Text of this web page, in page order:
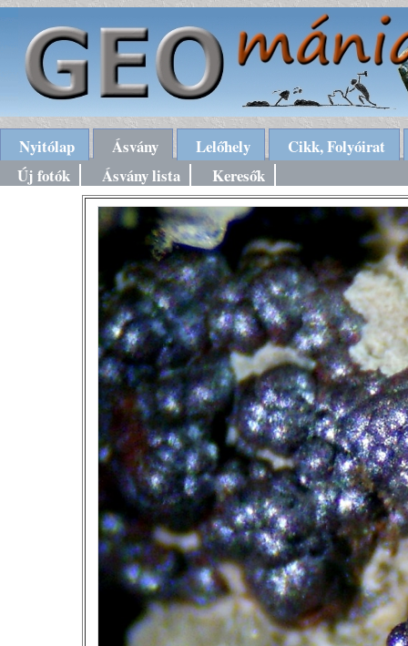
Nyitólap Ásvány Lelőhely
Cikk, Folyóirat
Új fotók
Ásvány lista Keresők